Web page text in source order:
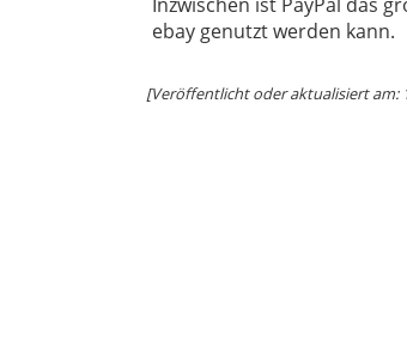
ebay genutzt werden kann.
[Veröffentlicht oder aktualisiert am: